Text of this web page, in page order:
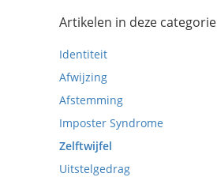
Artikelen in deze categorie
Identiteit
Afwijzing
Afstemming
Imposter Syndrome
Zelftwijfel
Uitstelgedrag